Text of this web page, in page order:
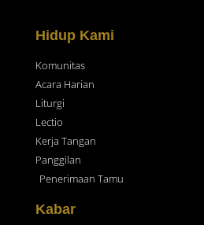
Hidup Kami
Komunitas
Acara Harian
Liturgi
Lectio
Kerja Tangan
Panggilan
Penerimaan Tamu
Kabar